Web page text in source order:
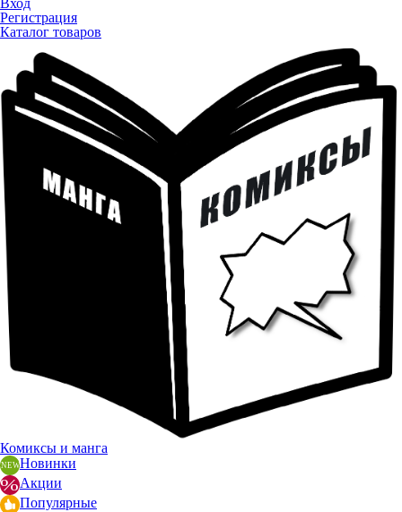
Регистрация
Каталог товаров
Комиксы и манга
Новинки
Акции
Популярные